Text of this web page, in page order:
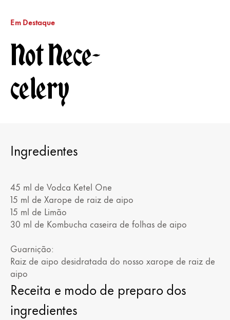
Em Destaque
Not Nece-
celery
Ingredientes
45 ml de Vodca Ketel One
15 ml de Xarope de raiz de aipo
15 ml de Limão
30 ml de Kombucha caseira de folhas de aipo
Guarnição:
Raiz de aipo desidratada do nosso xarope de raiz de
aipo
Receita e modo de preparo dos
ingredientes